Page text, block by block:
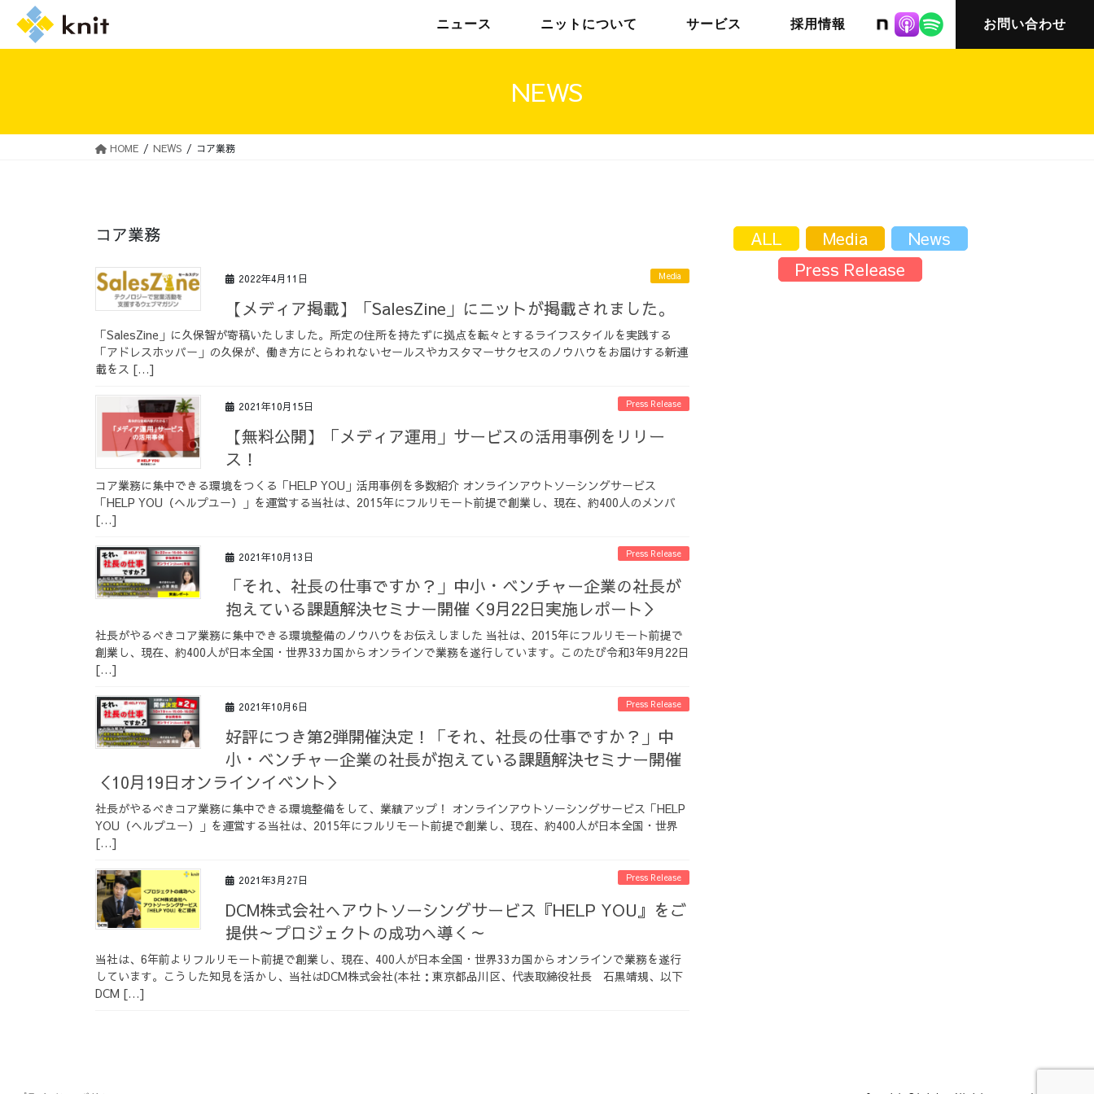
株式会社ニット
ニュース ニットについて サービス 採用情報 お問い合わせ
NEWS
HOME NEWS コア業務
コア業務
2022年4月11日 Media
【メディア掲載】「SalesZine」にニットが掲載されました。
「SalesZine」に久保智が寄稿いたしました。所定の住所を持たずに拠点を転々とするライフスタイルを実践する
「アドレスホッパー」の久保が、働き方にとらわれないセールスやカスタマーサクセスのノウハウをお届けする新連
載をス […]
2021年10月15日 Press Release
【無料公開】「メディア運用」サービスの活用事例をリリー
ス！
コア業務に集中できる環境をつくる「HELP YOU」活用事例を多数紹介 オンラインアウトソーシングサービス
「HELP YOU（ヘルプユー）」を運営する当社は、2015年にフルリモート前提で創業し、現在、約400人のメンバ
[…]
2021年10月13日 Press Release
「それ、社長の仕事ですか？」中小・ベンチャー企業の社長が
抱えている課題解決セミナー開催＜9月22日実施レポート＞
社長がやるべきコア業務に集中できる環境整備のノウハウをお伝えしました 当社は、2015年にフルリモート前提で
創業し、現在、約400人が日本全国・世界33カ国からオンラインで業務を遂行しています。このたび令和3年9月22日
[…]
2021年10月6日 Press Release
好評につき第2弾開催決定！「それ、社長の仕事ですか？」中
小・ベンチャー企業の社長が抱えている課題解決セミナー開催
＜10月19日オンラインイベント＞
社長がやるべきコア業務に集中できる環境整備をして、業績アップ！ オンラインアウトソーシングサービス「HELP
YOU（ヘルプユー）」を運営する当社は、2015年にフルリモート前提で創業し、現在、約400人が日本全国・世界
[…]
2021年3月27日 Press Release
DCM株式会社へアウトソーシングサービス『HELP YOU』をご
提供～プロジェクトの成功へ導く～
当社は、6年前よりフルリモート前提で創業し、現在、400人が日本全国・世界33カ国からオンラインで業務を遂行
しています。こうした知見を活かし、当社はDCM株式会社(本社：東京都品川区、代表取締役社長 石黒靖規、以下
DCM […]
ALL Media
News
Press Release